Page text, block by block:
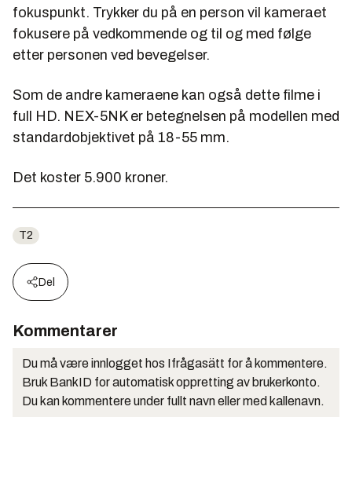
fokuspunkt. Trykker du på en person vil kameraet
fokusere på vedkommende og til og med følge
etter personen ved bevegelser.
Som de andre kameraene kan også dette filme i
full HD. NEX-5NK er betegnelsen på modellen med
standardobjektivet på 18-55 mm.
Det koster 5.900 kroner.
T2
Del
Kommentarer
Du må være innlogget hos Ifrågasätt for å kommentere.
Bruk BankID for automatisk oppretting av brukerkonto.
Du kan kommentere under fullt navn eller med kallenavn.